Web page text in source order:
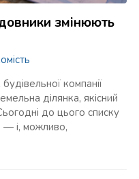
змінюють
компанії
ділянка, якісний
до цього списку
і, можливо,